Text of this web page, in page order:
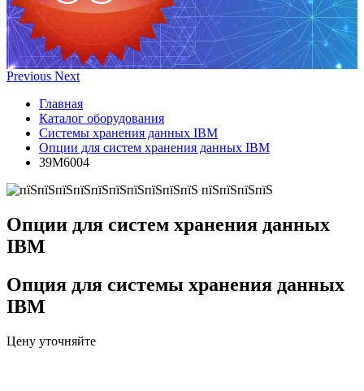
Previous Next
Главная
Каталог оборудования
Системы хранения данных IBM
Опции для систем хранения данных IBM
39M6004
Опции для систем хранения данных
IBM
Опция для системы хранения данных
IBM
Цену уточняйте